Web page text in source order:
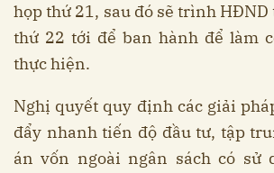
họp thứ 21, sau đó sẽ trình
thứ 22 tới để ban hành để làm
thực hiện.
Nghị quyết quy định các giải
đẩy nhanh tiến độ đầu tư, tập
án vốn ngoài ngân sách có sử